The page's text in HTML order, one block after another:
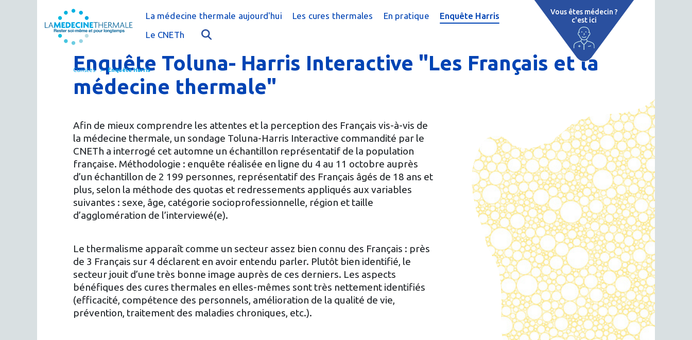
La médecine thermale aujourd'hui
C'est quoi la médecine thermale ?
L'éducation thérapeutique
Le thermalisme en chiffres
Thermes & Vous, le magazine
La médecine thermale
Les cures thermales
Cures thermales pour les enfants
En pratique
Trouver une cure par région
Annuaire des stations thermales
Le Remboursement
Créer un dossier personnalisé
Préparer la cure thermale
Arriver en station thermale
Enquête Harris
Le CNETh
Qui sommes-nous ?
Actualités
Publications
Espace presse
Vous êtes médecin ?
c'est ici
Curistes Enquête Harris
Enquête Toluna- Harris Interactive "Les Français et la
médecine thermale"
Afin de mieux comprendre les attentes et la perception des Français vis-à-vis de
la médecine thermale, un sondage Toluna-Harris Interactive commandité par le
CNETh a interrogé cet automne un échantillon représentatif de la population
française. Méthodologie : enquête réalisée en ligne du 4 au 11 octobre auprès
d’un échantillon de 2 199 personnes, représentatif des Français âgés de 18 ans et
plus, selon la méthode des quotas et redressements appliqués aux variables
suivantes : sexe, âge, catégorie socioprofessionnelle, région et taille
d’agglomération de l’interviewé(e).
Le thermalisme apparaît comme un secteur assez bien connu des Français : près
de 3 Français sur 4 déclarent en avoir entendu parler. Plutôt bien identifié, le
secteur jouit d’une très bonne image auprès de ces derniers. Les aspects
bénéfiques des cures thermales en elles-mêmes sont très nettement identifiés
(efficacité, compétence des personnels, amélioration de la qualité de vie,
prévention, traitement des maladies chroniques, etc.).